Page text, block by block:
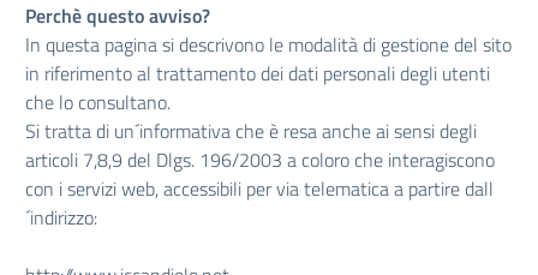
Perchè questo avviso?
In questa pagina si descrivono le modalità di gestione del sito
in riferimento al trattamento dei dati personali degli utenti
che lo consultano.
Si tratta di un´informativa che è resa anche ai sensi degli
articoli 7,8,9 del Dlgs. 196/2003 a coloro che interagiscono
con i servizi web, accessibili per via telematica a partire dall
´indirizzo: